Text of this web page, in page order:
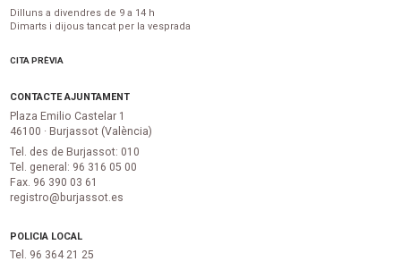
Dilluns a divendres de 9 a 14 h
Dimarts i dijous tancat per la vesprada
CITA PRÈVIA
CONTACTE AJUNTAMENT
Plaza Emilio Castelar 1
46100 · Burjassot (València)
Tel. des de Burjassot: 010
Tel. general: 96 316 05 00
Fax. 96 390 03 61
registro@burjassot.es
POLICIA LOCAL
Tel. 96 364 21 25